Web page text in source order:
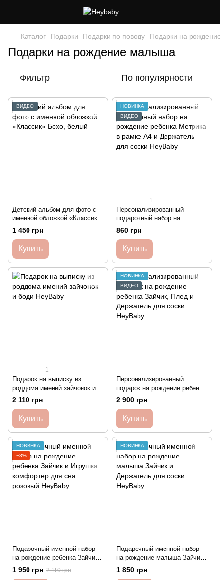
Каталог Подарки Подарки по поводу Подарки на
Подарки на рождение малыша
Фильтр По популярности
ВИДЕО
Детский альбом для фото с
именной обложкой «Классик»
Бохо, белый
1 450 грн
Купить
НОВИНКА
ВИДЕО
1
Персонализированный
подарочный набор на
рождение ребенка Метрика в
рамке А4 и Держатель для
соски HeyBaby
860 грн
Купить
1
Подарок на выписку из
роддома имений зайчонок и
боди HeyBaby
2 110 грн
Купить
НОВИНКА
ВИДЕО
Персонализированный
подарок на рождение ребенка
Зайчик, Плед и Держатель
для соски HeyBaby
2 900 грн
Купить
НОВИНКА
−8%
Подарочный именной набор
на рождение ребенка Зайчик и
Игрушка комфортер для сна
розовый HeyBaby
1 950 грн 2 110 грн
НОВИНКА
Подарочный именной набор
на рождение малыша Зайчик
и Держатель для соски
HeyBaby
1 850 грн